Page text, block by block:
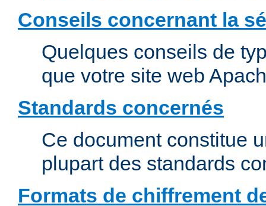
Conseils concernant la
Quelques conseils de
que votre site web
Standards concernés
Ce document constitue
plupart des standards
Formats de chiffrement